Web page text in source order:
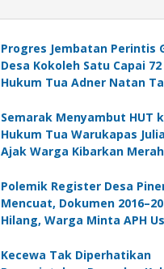
Progres Jembatan Perintis
Desa Kokoleh Satu Capai
Hukum Tua Adner Natan
Semarak Menyambut HUT
Hukum Tua Warukapas
Ajak Warga Kibarkan Merah
Polemik Register Desa
Mencuat, Dokumen
Hilang, Warga Minta APH
Kumtua HK
Kecewa Tak Diperhatikan